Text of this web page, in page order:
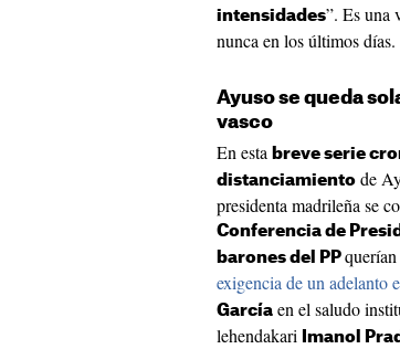
intensidades”. Es una
nunca en los últimos días.
Ayuso se queda
vasco
En esta breve serie
distanciamiento de
presidenta madrileña se
Conferencia de
barones del PP
exigencia de un adelanto
García en el saludo
lehendakari
Imanol